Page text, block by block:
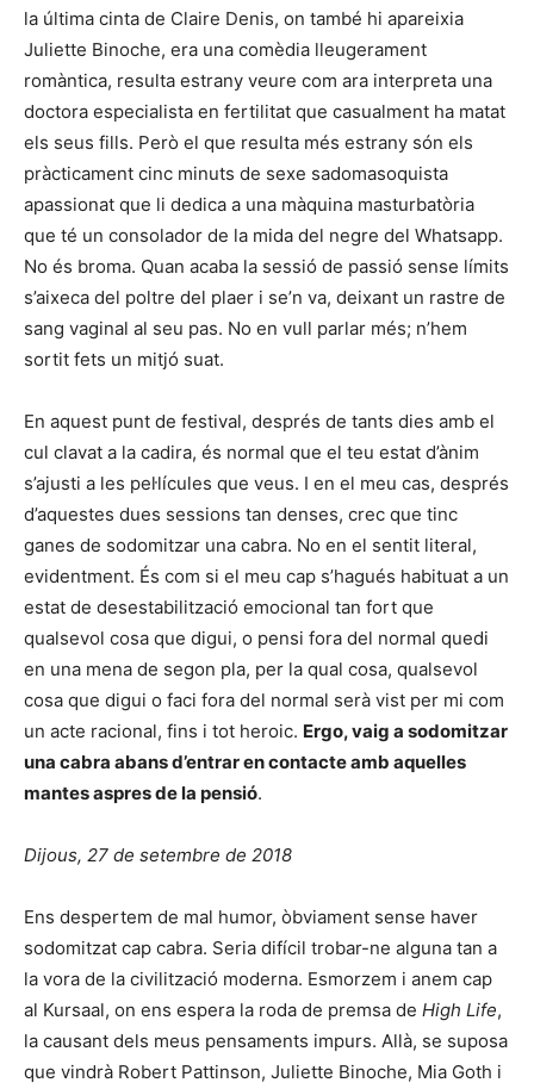
la última cinta de Claire Denis, on també hi apareixia
Juliette Binoche, era una comèdia lleugerament
romàntica, resulta estrany veure com ara interpreta una
doctora especialista en fertilitat que casualment ha matat
els seus fills. Però el que resulta més estrany són els
pràcticament cinc minuts de sexe sadomasoquista
apassionat que li dedica a una màquina masturbatòria
que té un consolador de la mida del negre del Whatsapp.
No és broma. Quan acaba la sessió de passió sense límits
s’aixeca del poltre del plaer i se’n va, deixant un rastre de
sang vaginal al seu pas. No en vull parlar més; n’hem
sortit fets un mitjó suat.
En aquest punt de festival, després de tants dies amb el
cul clavat a la cadira, és normal que el teu estat d’ànim
s’ajusti a les pel·lícules que veus. I en el meu cas, després
d’aquestes dues sessions tan denses, crec que tinc
ganes de sodomitzar una cabra. No en el sentit literal,
evidentment. És com si el meu cap s’hagués habituat a un
estat de desestabilització emocional tan fort que
qualsevol cosa que digui, o pensi fora del normal quedi
en una mena de segon pla, per la qual cosa, qualsevol
cosa que digui o faci fora del normal serà vist per mi com
un acte racional, fins i tot heroic. Ergo, vaig a sodomitzar
una cabra abans d’entrar en contacte amb aquelles
mantes aspres de la pensió.
Dijous, 27 de setembre de 2018
Ens despertem de mal humor, òbviament sense haver
sodomitzat cap cabra. Seria difícil trobar-ne alguna tan a
la vora de la civilització moderna. Esmorzem i anem cap
al Kursaal, on ens espera la roda de premsa de High Life,
la causant dels meus pensaments impurs. Allà, se suposa
que vindrà Robert Pattinson, Juliette Binoche, Mia Goth i